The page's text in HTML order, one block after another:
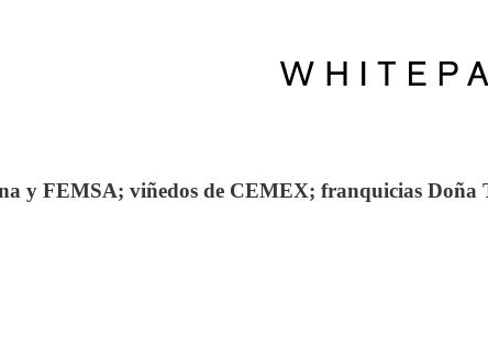
y FEMSA; viñedos de CEMEX; franquicias